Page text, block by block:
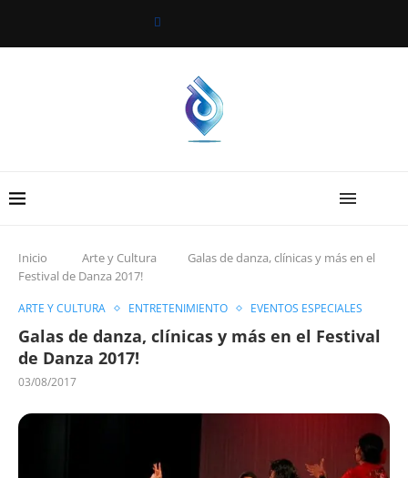
Inicio Arte y Cultura
Galas de danza, clínicas y más en el
Festival de Danza 2017!
ARTE Y CULTURA ENTRETENIMIENTO EVENTOS ESPECIALES
Galas de danza, clínicas y más en el Festival
de Danza 2017!
03/08/2017